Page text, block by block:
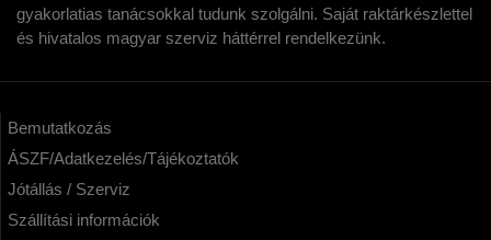
gyakorlatias tanácsokkal tudunk szolgálni. Saját raktárkészlettel
és hivatalos magyar szerviz háttérrel rendelkezünk.
Bemutatkozás
ÁSZF/Adatkezelés/Tájékoztatók
Jótállás / Szerviz
Szállítási információk